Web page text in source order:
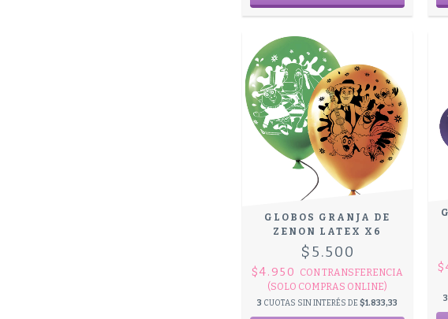
GLOBOS GRANJA DE
ZENON LATEX X6
$5.500
$4.950 CONTRANSFERENCIA
(SOLO COMPRAS ONLINE)
3 CUOTAS SIN INTERÉS DE$1.833,33 3